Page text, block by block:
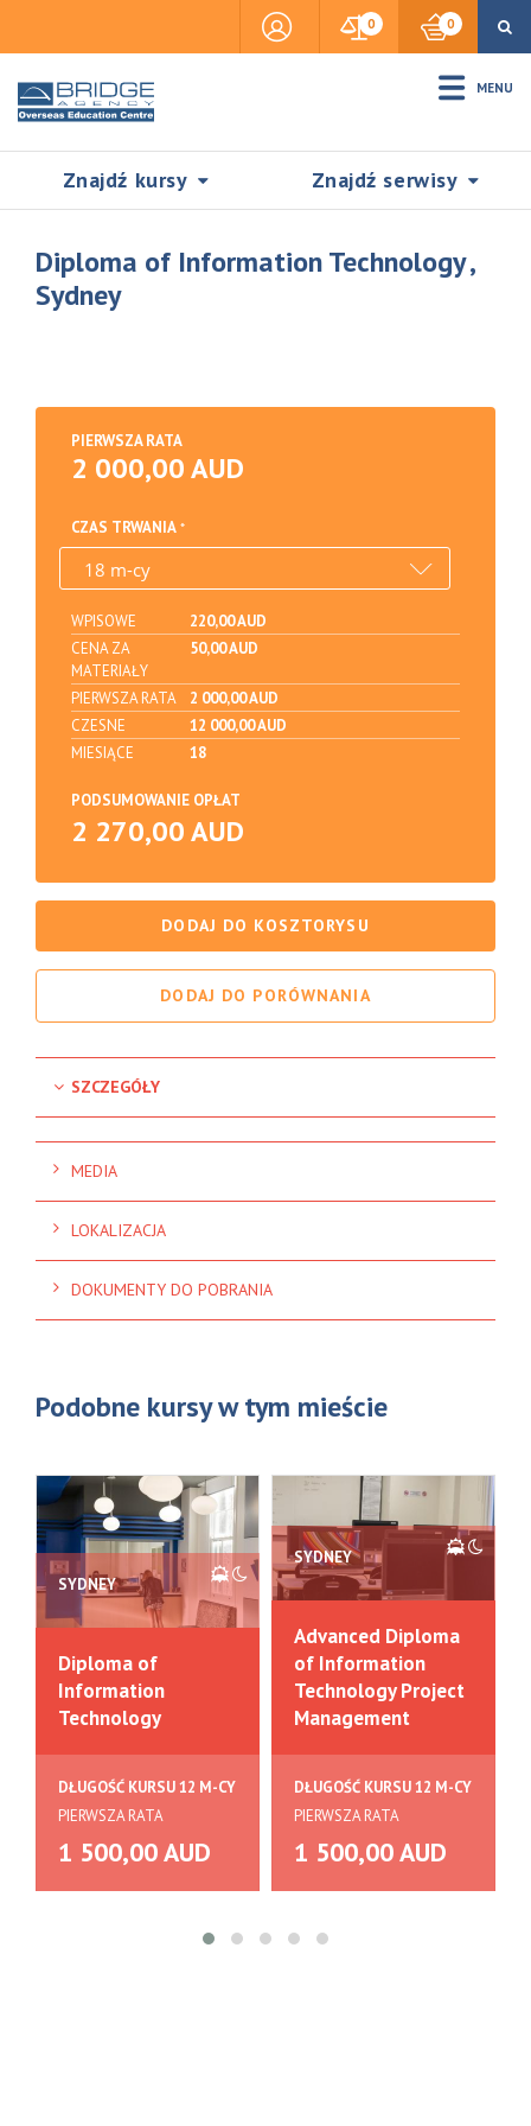
0 0
MENU
Znajdź kursy Znajdź serwisy
Accommodation
Insurance
Visas & Legal Stay
Diploma of Information Technology ,
Sydney
PIERWSZA RATA
2 000,00 AUD
CZAS TRWANIA
WPISOWE
220,00 AUD
CENA ZA
MATERIAŁY
50,00 AUD
PIERWSZA RATA
2 000,00 AUD
CZESNE
12 000,00 AUD
MIESIĄCE
18
PODSUMOWANIE OPŁAT
2 270,00 AUD
DODAJ DO KOSZTORYSU
DODAJ DO PORÓWNANIA
SZCZEGÓŁY
MEDIA
LOKALIZACJA
DOKUMENTY DO POBRANIA
Podobne kursy w tym mieście
SYDNEY
Diploma of
Information
Technology
DŁUGOŚĆ KURSU 12 M-CY
PIERWSZA RATA
1 500,00 AUD
SYDNEY
Advanced Diploma
of Information
Technology Project
Management
DŁUGOŚĆ KURSU 12 M-CY
PIERWSZA RATA
1 500,00 AUD